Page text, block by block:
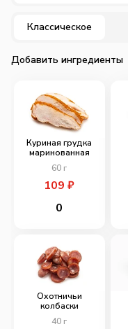
Классическое
Добавить ингредиенты
Куриная грудка
маринованная
60 г
109₽
0
Охотничьи
колбаски
40 г